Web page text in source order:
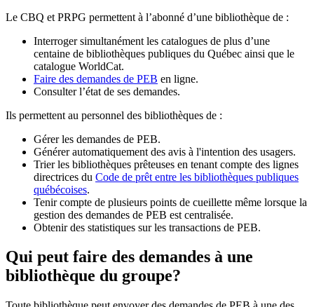
Le CBQ et PRPG permettent à l’abonné d’une bibliothèque de :
Interroger simultanément les catalogues de plus d’une
centaine de bibliothèques publiques du Québec ainsi que le
catalogue WorldCat.
Faire des demandes de PEB en ligne.
Consulter l’état de ses demandes.
Ils permettent au personnel des bibliothèques de :
Gérer les demandes de PEB.
Générer automatiquement des avis à l'intention des usagers.
Trier les bibliothèques prêteuses en tenant compte des lignes
directrices du Code de prêt entre les bibliothèques publiques
québécoises.
Tenir compte de plusieurs points de cueillette même lorsque la
gestion des demandes de PEB est centralisée.
Obtenir des statistiques sur les transactions de PEB.
Qui peut faire des demandes à une
bibliothèque du groupe?